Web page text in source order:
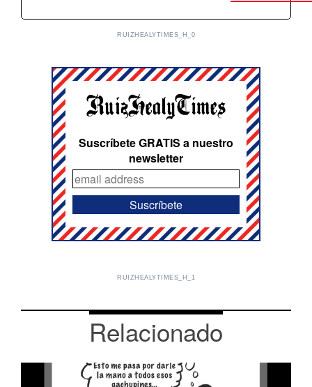
RUIZHEALYTIMES_H_0
Suscríbete GRATIS a nuestro
newsletter
RUIZHEALYTIMES_H_1
Relacionado